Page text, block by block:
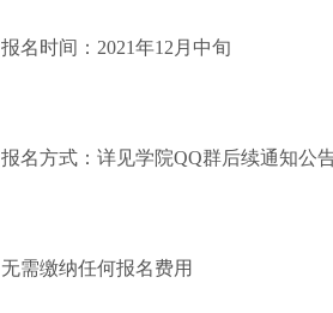
报名时间：2021年12月中旬
报名方式：详见学院QQ群后续通知公
无需缴纳任何报名费用